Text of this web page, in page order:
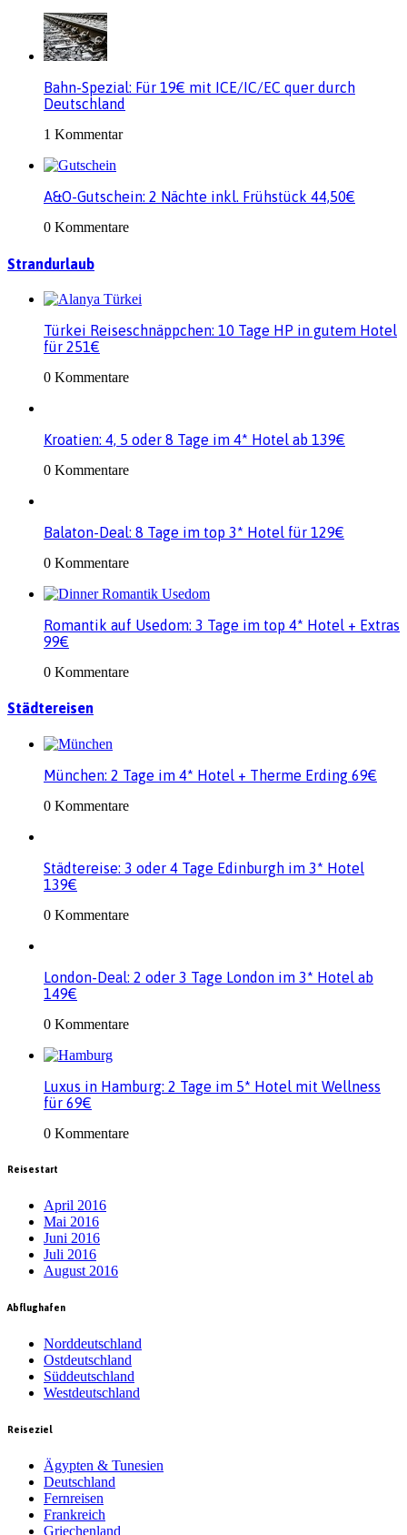
Bahn-Spezial: Für 19€ mit ICE/IC/EC quer durch
Deutschland
1 Kommentar
A&O-Gutschein: 2 Nächte inkl. Frühstück 44,50€
0 Kommentare
Strandurlaub
Türkei Reiseschnäppchen: 10 Tage HP in gutem Hotel
für 251€
0 Kommentare
Kroatien: 4, 5 oder 8 Tage im 4* Hotel ab 139€
0 Kommentare
Balaton-Deal: 8 Tage im top 3* Hotel für 129€
0 Kommentare
Romantik auf Usedom: 3 Tage im top 4* Hotel + Extras
99€
0 Kommentare
Städtereisen
München: 2 Tage im 4* Hotel + Therme Erding 69€
0 Kommentare
Städtereise: 3 oder 4 Tage Edinburgh im 3* Hotel
139€
0 Kommentare
London-Deal: 2 oder 3 Tage London im 3* Hotel ab
149€
0 Kommentare
Luxus in Hamburg: 2 Tage im 5* Hotel mit Wellness
für 69€
0 Kommentare
Reisestart
April 2016
Mai 2016
Juni 2016
Juli 2016
August 2016
Abflughafen
Norddeutschland
Ostdeutschland
Süddeutschland
Westdeutschland
Reiseziel
Ägypten & Tunesien
Deutschland
Fernreisen
Frankreich
Griechenland